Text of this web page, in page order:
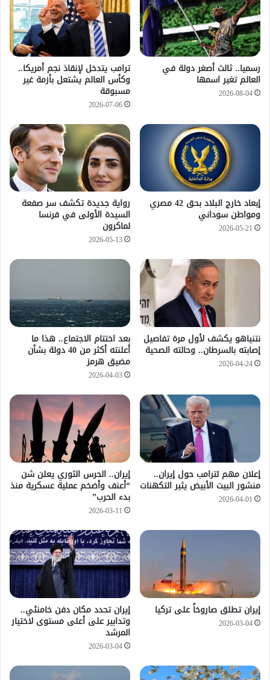
رسميا.. ثالث أصغر دولة في
العالم تغير اسمها
2026-08-04
ترامب يتدخل لإنقاذ نجم أمريكا..
وكأس العالم يشتعل بأزمة غير
مسبوقة
2026-07-06
إبعاد خارج البلاد بحق 42 مصري
ومواطن سوداني
2026-05-21
رواية جديدة تكشف سر صفعة
السيدة الأولى في فرنسا
لماكرون
2026-05-13
نتنياهو يكشف لأول مرة تفاصيل
إصابته بالسرطان.. وحالته الصحية
2026-04-24
بعد اختتام الاجتماع.. هذا ما
أعلنته أكثر من 40 دولة بشأن
مضيق هرمز
2026-04-03
إعلان مهم لترامب حول إيران..
منشور البيت الأبيض يثير التكهنات
2026-04-01
إيران.. الحرس الثوري يعلن شن
“أعنف وأضخم عملية عسكرية منذ
بدء الحرب”
2026-03-11
إيران تطلق صاروخاً على تركيا
2026-03-04
إيران تحدد مكان دفن خامنئي..
وتدابير على أعلى مستوى لاختيار
المرشد
2026-03-04